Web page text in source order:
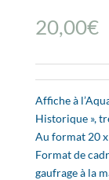
20,00€
Affiche à
Historique »,
Au format 20
Format de
gaufrage à la